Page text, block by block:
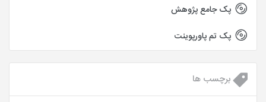
پک جامع پژوهش
پک تم پاورپوینت
برچسب ها